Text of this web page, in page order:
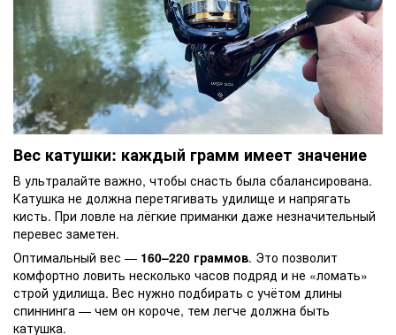
Вес катушки: каждый грамм имеет значение
В ультралайте важно, чтобы снасть была сбалансирована.
Катушка не должна перетягивать удилище и напрягать
кисть. При ловле на лёгкие приманки даже незначительный
перевес заметен.
Оптимальный вес — 160–220 граммов. Это позволит
комфортно ловить несколько часов подряд и не «ломать»
строй удилища. Вес нужно подбирать с учётом длины
спиннинга — чем он короче, тем легче должна быть
катушка.